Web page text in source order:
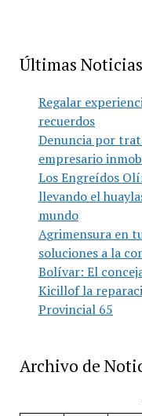
Últimas Noticias
Regalar
recuerdos
Denuncia por
empresario
Los Engreídos
llevando el
mundo
Agrimensura en
soluciones a la
Bolívar: El
Kicillof la
Provincial 65
Archivo de